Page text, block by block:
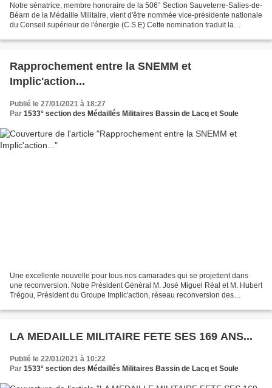
Notre sénatrice, membre honoraire de la 506° Section Sauveterre-Salies-de-
Béarn de la Médaille Militaire, vient d'être nommée vice-présidente nationale
du Conseil supérieur de l'énergie (C.S.E) Cette nomination traduit la
Rapprochement entre la SNEMM et
Implic'action...
Publié le 27/01/2021 à 18:27
Par 1533° section des Médaillés Militaires Bassin de Lacq et Soule
Une excellente nouvelle pour tous nos camarades qui se projettent dans
une reconversion. Notre Président Général M. José Miguel Réal et M. Hubert
Trégou, Président du Groupe Implic'action, réseau reconversion des
LA MEDAILLE MILITAIRE FETE SES 169 ANS...
Publié le 22/01/2021 à 10:22
Par 1533° section des Médaillés Militaires Bassin de Lacq et Soule